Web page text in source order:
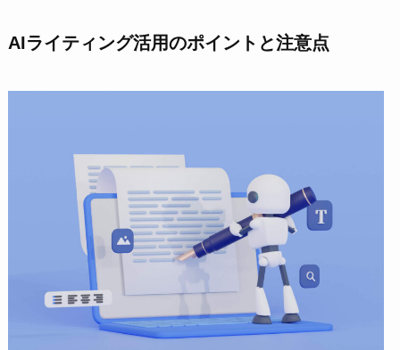
AIライティング活用のポイントと注意点